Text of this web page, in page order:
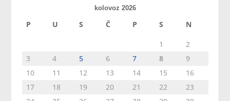
kolovoz 2026
P U S Č P S N
1
2
3
4 5 6 7 8
9
10
11 12 13 14 15
16
17
18 19 20 21 22
23